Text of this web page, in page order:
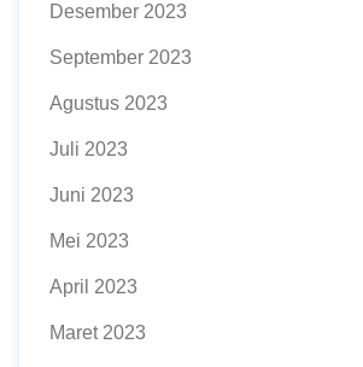
Desember 2023
September 2023
Agustus 2023
Juli 2023
Juni 2023
Mei 2023
April 2023
Maret 2023